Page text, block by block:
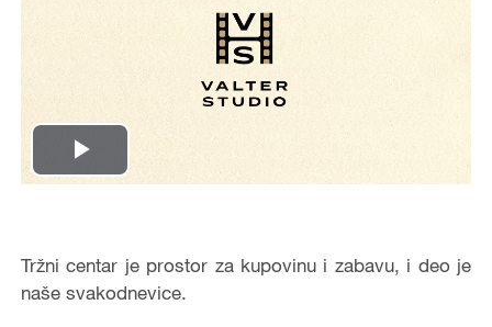
Play
Tržni centar je prostor za kupovinu i zabavu, i deo je
naše svakodnevice.